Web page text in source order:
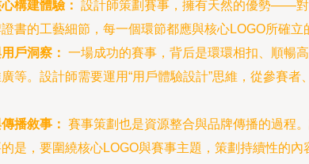
構建體驗： 設計師策劃賽事，擁有天然的優勢——對
書的工藝細節，每一個環節都應與核心LOGO所確
戶洞察： 一場成功的賽事，背后是環環相扣、順暢
等。設計師需要運用“用戶體驗設計”思維，從參賽
播敘事： 賽事策劃也是資源整合與品牌傳播的過程
是，要圍繞核心LOGO與賽事主題，策劃持續性的